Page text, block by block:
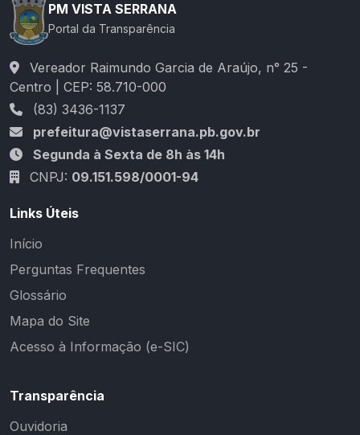
PM VISTA SERRANA
Portal da Transparência
Vereador Raimundo Garcia de Araújo, n° 25 -
Centro | CEP: 58.710-000
(83) 3436-1137
prefeitura@vistaserrana.pb.gov.br
Segunda à Sexta de 8h às 14h
CNPJ: 09.151.598/0001-94
Links Úteis
Início
Perguntas Frequentes
Glossário
Mapa do Site
Acesso à Informação (e-SIC)
Transparência
Ouvidoria